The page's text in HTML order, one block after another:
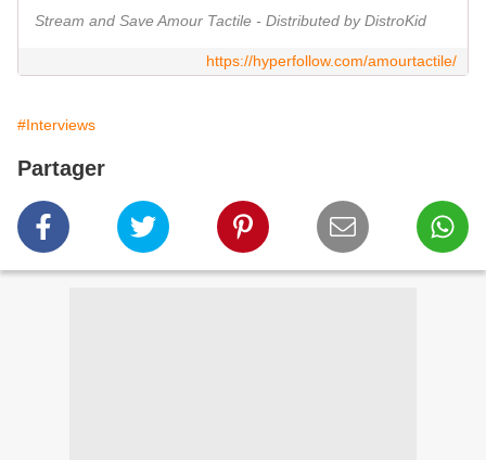
Stream and Save Amour Tactile - Distributed by DistroKid
https://hyperfollow.com/amourtactile/
#Interviews
Partager